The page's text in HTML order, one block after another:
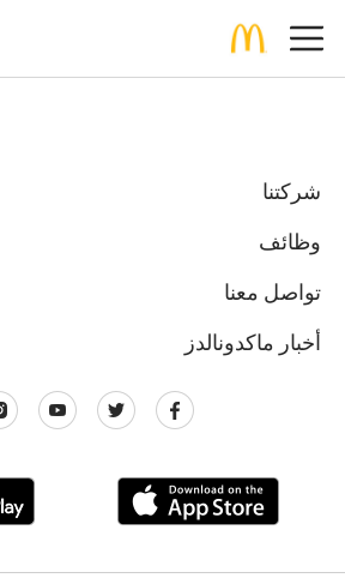
شركتنا
وظائف
تواصل معنا
أخبار ماكدونالدز